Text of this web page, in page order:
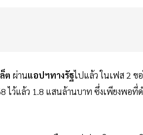
ต ผ่านแอปฯทางรัฐไปแล้ว ในเฟส 2 ข
ว้แล้ว 1.8 แสนล้านบาท ซึ่งเพียงพอที่ด